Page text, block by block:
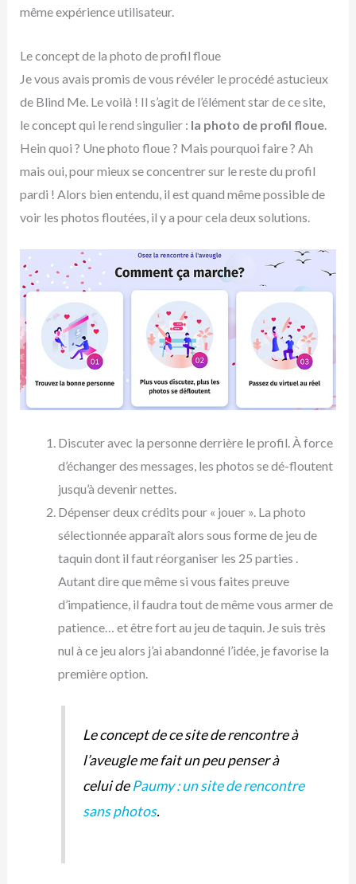
même expérience utilisateur.
Le concept de la photo de profil floue
Je vous avais promis de vous révéler le procédé astucieux
de Blind Me. Le voilà ! Il s’agit de l’élément star de ce site,
le concept qui le rend singulier : la photo de profil floue.
Hein quoi ? Une photo floue ? Mais pourquoi faire ? Ah
mais oui, pour mieux se concentrer sur le reste du profil
pardi ! Alors bien entendu, il est quand même possible de
voir les photos floutées, il y a pour cela deux solutions.
Discuter avec la personne derrière le profil. À force
d’échanger des messages, les photos se dé-floutent
jusqu’à devenir nettes.
Dépenser deux crédits pour « jouer ». La photo
sélectionnée apparaît alors sous forme de jeu de
taquin dont il faut réorganiser les 25 parties .
Autant dire que même si vous faites preuve
d’impatience, il faudra tout de même vous armer de
patience… et être fort au jeu de taquin. Je suis très
nul à ce jeu alors j’ai abandonné l’idée, je favorise la
première option.
Le concept de ce site de rencontre à
l’aveugle me fait un peu penser à
celui dePaumy : un site de rencontre
sans photos.